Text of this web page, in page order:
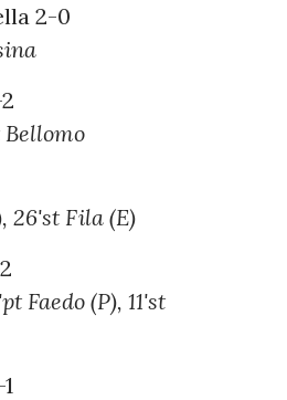
2-0
26'st Fila (E)
Faedo (P), 11'st